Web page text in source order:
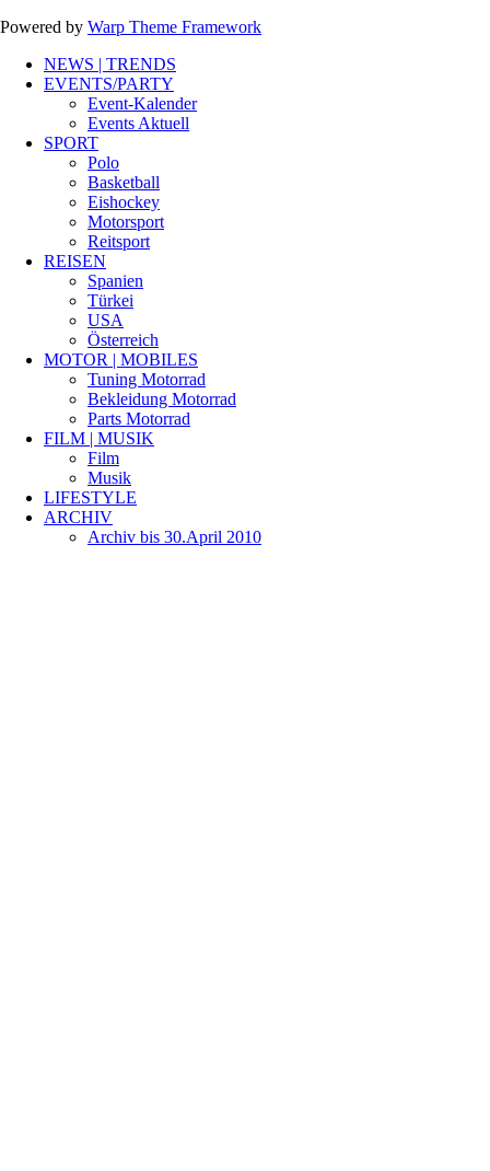
Powered by Warp Theme Framework
NEWS | TRENDS
EVENTS/PARTY
Event-Kalender
Events Aktuell
SPORT
Polo
Basketball
Eishockey
Motorsport
Reitsport
REISEN
Spanien
Türkei
USA
Österreich
MOTOR | MOBILES
Tuning Motorrad
Bekleidung Motorrad
Parts Motorrad
FILM | MUSIK
Film
Musik
LIFESTYLE
ARCHIV
Archiv bis 30.April 2010